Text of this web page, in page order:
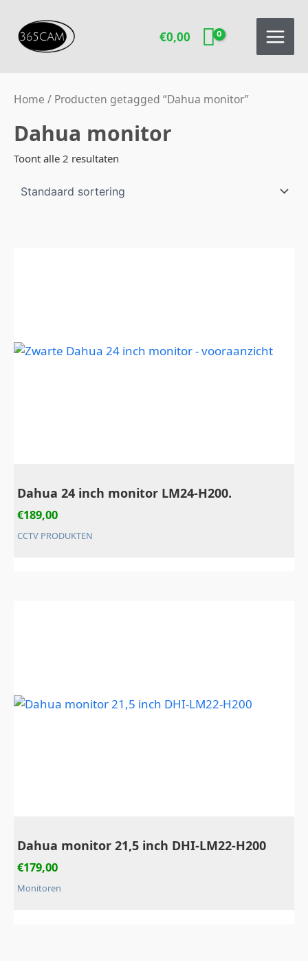
naar
€0,00
Home / Producten getagged “Dahua monitor”
Dahua monitor
Toont alle 2 resultaten
Dahua 24 inch monitor LM24-H200.
€189,00
CCTV PRODUKTEN
Dahua monitor 21,5 inch DHI-LM22-H200
€179,00
Monitoren